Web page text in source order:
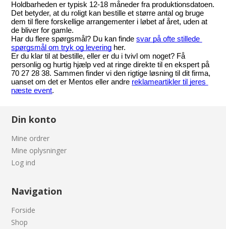
Holdbarheden er typisk 12-18 måneder fra produktionsdatoen.
Det betyder, at du roligt kan bestille et større antal og bruge
dem til flere forskellige arrangementer i løbet af året, uden at
de bliver for gamle.
Har du flere spørgsmål? Du kan finde svar på ofte stillede
spørgsmål om tryk og levering her.
Er du klar til at bestille, eller er du i tvivl om noget? Få
personlig og hurtig hjælp ved at ringe direkte til en ekspert på
70 27 28 38. Sammen finder vi den rigtige løsning til dit firma,
uanset om det er Mentos eller andre reklameartikler til jeres
næste event.
Din konto
Mine ordrer
Mine oplysninger
Log ind
Navigation
Forside
Shop